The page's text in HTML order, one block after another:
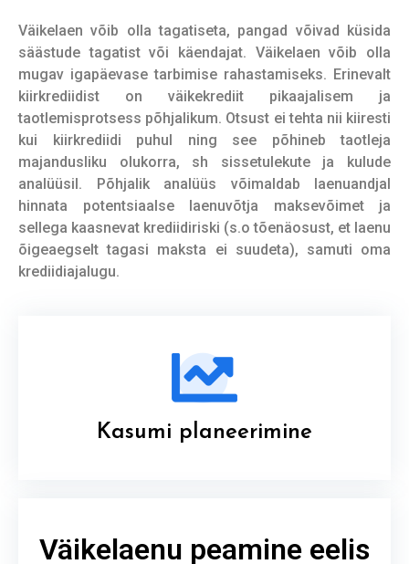
Väikelaen võib olla tagatiseta, pangad võivad küsida
säästude tagatist või käendajat. Väikelaen võib olla
mugav igapäevase tarbimise rahastamiseks. Erinevalt
kiirkrediidist on väikekrediit pikaajalisem ja
taotlemisprotsess põhjalikum. Otsust ei tehta nii kiiresti
kui kiirkrediidi puhul ning see põhineb taotleja
majandusliku olukorra, sh sissetulekute ja kulude
analüüsil. Põhjalik analüüs võimaldab laenuandjal
hinnata potentsiaalse laenuvõtja maksevõimet ja
sellega kaasnevat krediidiriski (s.o tõenäosust, et laenu
õigeaegselt tagasi maksta ei suudeta), samuti oma
krediidiajalugu.
Kasumi planeerimine
Väikelaenu peamine eelis